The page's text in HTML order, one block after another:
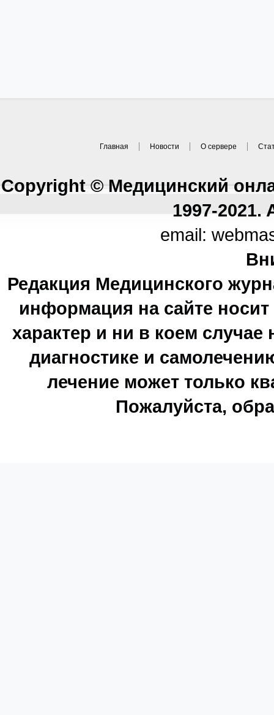
Главная Новости О сервере
Copyright © Медицинский
1997-2021.
email:
Редакция Медицинского
информация на сайте
характер и ни в коем
диагностике и
лечение может только
Пожалуйста,